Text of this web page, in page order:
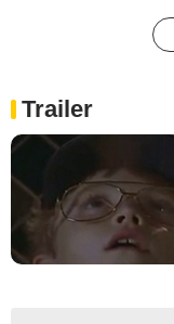
Trailer